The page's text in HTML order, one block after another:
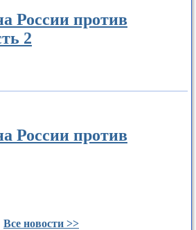
России против
2
России против
Все новости >>